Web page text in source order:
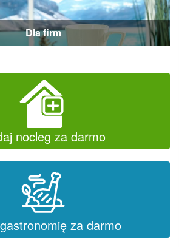
Dla firm
nocleg za darmo
za darmo